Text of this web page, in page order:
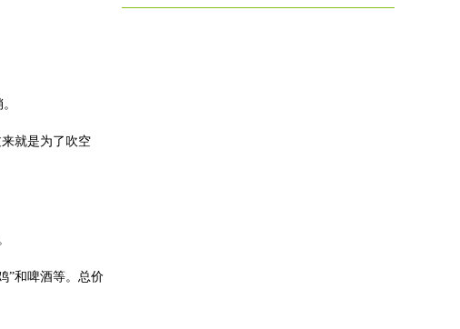
就是为了吹空
”和啤酒等。总价